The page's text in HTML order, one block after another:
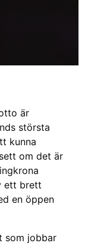
är
största
kunna
om det är
ett brett
en öppen
som jobbar